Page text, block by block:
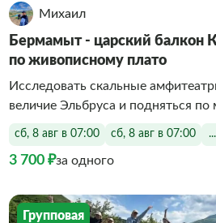
Михаил
Бермамыт - царский балкон
по живописному плато
Исследовать скальные
величие Эльбруса и подняться по
сб, 8 авг в 07:00 сб, 8 авг в 07:00 ...
3 700 ₽за одного
Групповая